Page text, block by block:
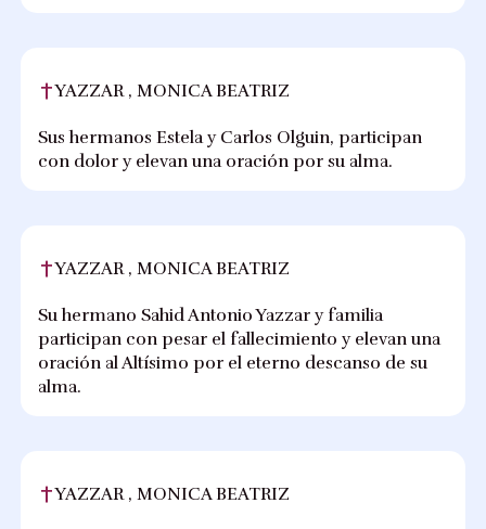
YAZZAR , MONICA BEATRIZ
Sus hermanos Estela y Carlos Olguin, participan
con dolor y elevan una oración por su alma.
YAZZAR , MONICA BEATRIZ
Su hermano Sahid Antonio Yazzar y familia
participan con pesar el fallecimiento y elevan una
oración al Altísimo por el eterno descanso de su
alma.
YAZZAR , MONICA BEATRIZ